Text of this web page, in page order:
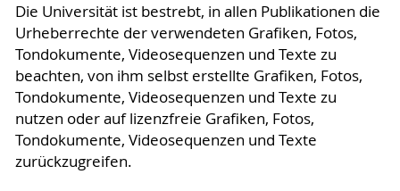
Die Universität ist bestrebt, in allen Publikationen die
Urheberrechte der verwendeten Grafiken, Fotos,
Tondokumente, Videosequenzen und Texte zu
beachten, von ihm selbst erstellte Grafiken, Fotos,
Tondokumente, Videosequenzen und Texte zu
nutzen oder auf lizenzfreie Grafiken, Fotos,
Tondokumente, Videosequenzen und Texte
zurückzugreifen.